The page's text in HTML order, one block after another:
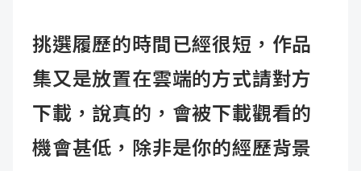
挑選履歷的時間已經很短，作品
集又是放置在雲端的方式請對方
下載，說真的，會被下載觀看的
機會甚低，除非是你的經歷背景